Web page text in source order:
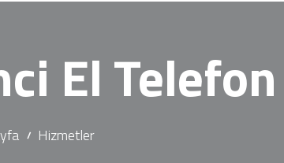
El Telefon
Hizmetler